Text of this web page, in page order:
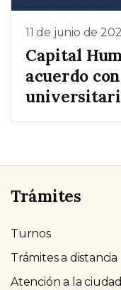
11 de junio de
Capital
acuerdo
Trámites
Turnos
Trámites a distancia
Atención a la